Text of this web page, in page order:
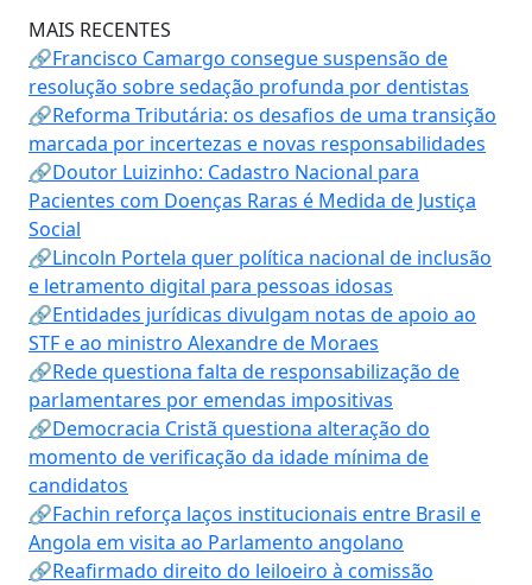
MAIS RECENTES
🔗Francisco Camargo consegue suspensão de
resolução sobre sedação profunda por dentistas
🔗Reforma Tributária: os desafios de uma transição
marcada por incertezas e novas responsabilidades
🔗Doutor Luizinho: Cadastro Nacional para
Pacientes com Doenças Raras é Medida de Justiça
Social
🔗Lincoln Portela quer política nacional de inclusão
e letramento digital para pessoas idosas
🔗Entidades jurídicas divulgam notas de apoio ao
STF e ao ministro Alexandre de Moraes
🔗Rede questiona falta de responsabilização de
parlamentares por emendas impositivas
🔗Democracia Cristã questiona alteração do
momento de verificação da idade mínima de
candidatos
🔗Fachin reforça laços institucionais entre Brasil e
Angola em visita ao Parlamento angolano
🔗Reafirmado direito do leiloeiro à comissão